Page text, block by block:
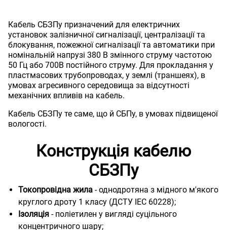
Кабель СБЗПу призначений для електричних
установок залізничної сигналізації, централізації та
блокування, пожежної сигналізації та автоматики при
номінальній напрузі 380 В змінного струму частотою
50 Гц або 700В постійного струму. Для прокладання у
пластмасових трубопроводах, у землі (траншеях), в
умовах агресивного середовища за відсутності
механічних впливів на кабель.
Кабель СБЗПу те саме, що й СБПу, в умовах підвищеної
вологості.
Конструкція кабелю
СБЗПу
Токопровідна жила - однодротяна з мідного м'якого
круглого дроту 1 класу (ДСТУ IEC 60228);
Ізоляція - поліетилен у вигляді суцільного
концентричного шару;